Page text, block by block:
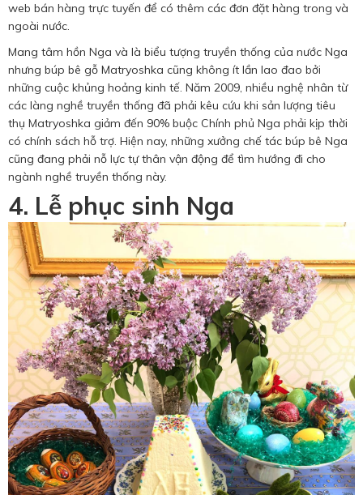
web bán hàng trực tuyến để có thêm các đơn đặt hàng trong và
ngoài nước.
Mang tâm hồn Nga và là biểu tượng truyền thống của nước Nga
nhưng búp bê gỗ Matryoshka cũng không ít lần lao đao bởi
những cuộc khủng hoảng kinh tế. Năm 2009, nhiều nghệ nhân từ
các làng nghề truyền thống đã phải kêu cứu khi sản lượng tiêu
thụ Matryoshka giảm đến 90% buộc Chính phủ Nga phải kịp thời
có chính sách hỗ trợ. Hiện nay, những xưởng chế tác búp bê Nga
cũng đang phải nỗ lực tự thân vận động để tìm hướng đi cho
ngành nghề truyền thống này.
4. Lễ phục sinh Nga